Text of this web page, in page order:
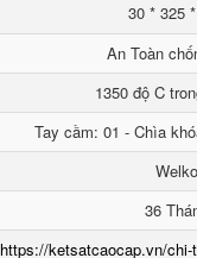
30 * 325
An Toàn
1350 độ C
Tay cầm: 01 - Chìa
Welko
36
https://ketsatcaocap.vn/